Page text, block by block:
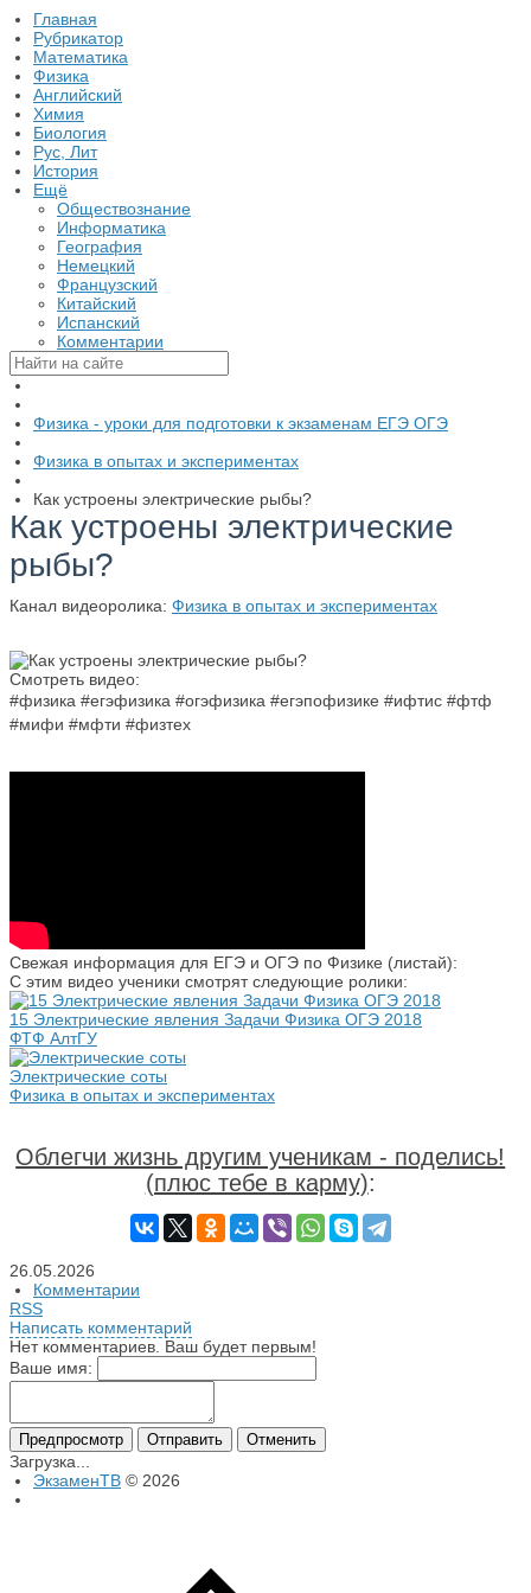
Главная
Рубрикатор
Математика
Физика
Английский
Химия
Биология
Рус, Лит
История
Ещё
Обществознание
Информатика
География
Немецкий
Французский
Китайский
Испанский
Комментарии
Физика - уроки для подготовки к экзаменам ЕГЭ ОГЭ
Физика в опытах и экспериментах
Как устроены электрические рыбы?
Как устроены электрические
рыбы?
Канал видеоролика: Физика в опытах и экспериментах
Смотреть видео:
#физика #егэфизика #огэфизика #егэпофизике #ифтис #фтф
#мифи #мфти #физтех
Свежая информация для ЕГЭ и ОГЭ по Физике (листай):
С этим видео ученики смотрят следующие ролики:
15 Электрические явления Задачи Физика ОГЭ 2018
ФТФ АлтГУ
Электрические соты
Физика в опытах и экспериментах
Облегчи жизнь другим ученикам - поделись!
(плюс тебе в карму):
26.05.2026
Комментарии
RSS
Написать комментарий
Нет комментариев. Ваш будет первым!
Ваше имя:
Загрузка...
ЭкзаменТВ © 2026